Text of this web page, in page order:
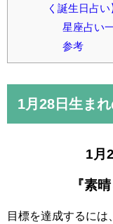
く誕生日占
星座占い
参考
1月28日 生ま
1月
『素
目標を達成するには